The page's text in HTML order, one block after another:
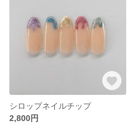
シロップネイルチップ
2,800円